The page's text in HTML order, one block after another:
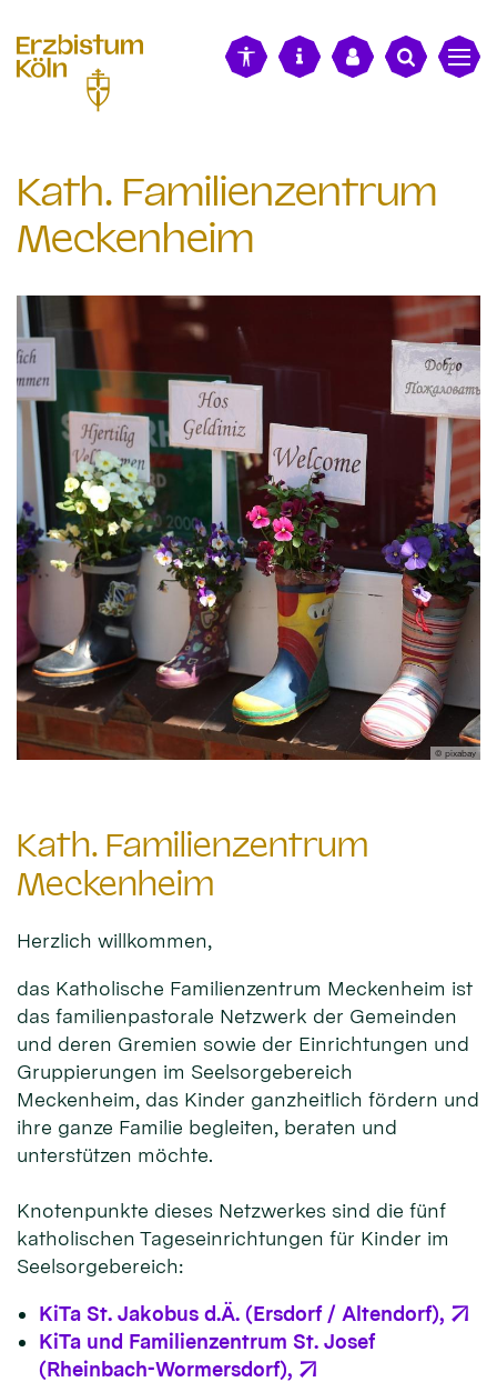
Kath. Familienzentrum
Meckenheim
© pixabay
Kath. Familienzentrum
Meckenheim
Herzlich willkommen,
das Katholische Familienzentrum Meckenheim ist
das familienpastorale Netzwerk der Gemeinden
und deren Gremien sowie der Einrichtungen und
Gruppierungen im Seelsorgebereich
Meckenheim, das Kinder ganzheitlich fördern und
ihre ganze Familie begleiten, beraten und
unterstützen möchte.
Knotenpunkte dieses Netzwerkes sind die fünf
katholischen Tageseinrichtungen für Kinder im
Seelsorgebereich:
KiTa St. Jakobus d.Ä. (Ersdorf / Altendorf),
KiTa und Familienzentrum St. Josef
(Rheinbach-Wormersdorf),